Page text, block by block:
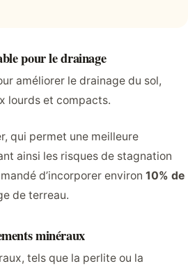
pour le drainage
améliorer le drainage du sol,
lourds et compacts.
qui permet une meilleure
ainsi les risques de stagnation
d’incorporer environ 10% de
de terreau.
minéraux
tels que la perlite ou la